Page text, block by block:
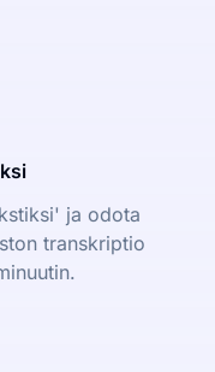
ja odota
transkriptio